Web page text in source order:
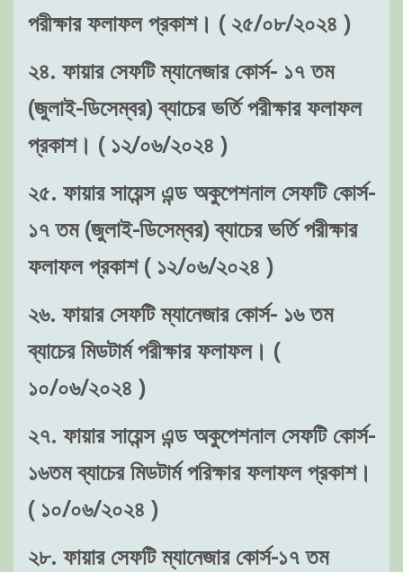
পরীক্ষার ফলাফল প্রকাশ। ( ২৫/০৮/২০২৪ )
২৪. ফায়ার সেফটি ম্যানেজার কোর্স- ১৭ তম
(জুলাই-ডিসেম্বর) ব্যাচের ভর্তি পরীক্ষার ফলাফল
প্রকাশ। ( ১২/০৬/২০২৪ )
২৫. ফায়ার সায়েন্স এন্ড অকুপেশনাল সেফটি কোর্স-
১৭ তম (জুলাই-ডিসেম্বর) ব্যাচের ভর্তি পরীক্ষার
ফলাফল প্রকাশ ( ১২/০৬/২০২৪ )
২৬. ফায়ার সেফটি ম্যানেজার কোর্স- ১৬ তম
ব্যাচের মিডটার্ম পরীক্ষার ফলাফল। (
১০/০৬/২০২৪ )
২৭. ফায়ার সায়েন্স এন্ড অকুপেশনাল সেফটি কোর্স-
১৬তম ব্যাচের মিডটার্ম পরিক্ষার ফলাফল প্রকাশ।
( ১০/০৬/২০২৪ )
২৮. ফায়ার সেফটি ম্যানেজার কোর্স-১৭ তম